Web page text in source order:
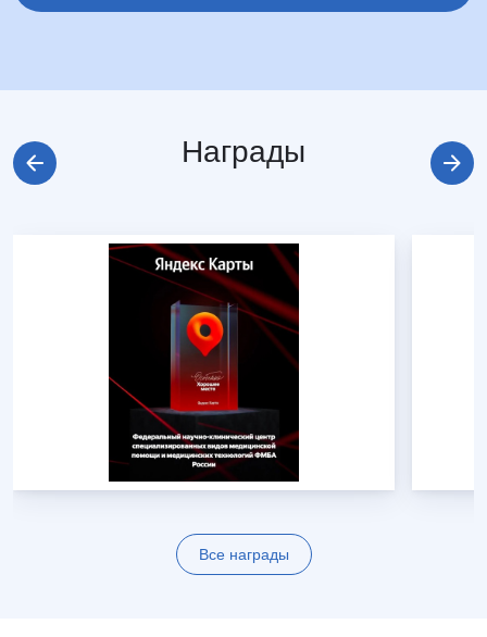
Награды
Все награды